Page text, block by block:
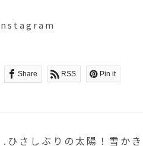
Share RSS Pin it
.ひさしぶりの太陽！雪かき